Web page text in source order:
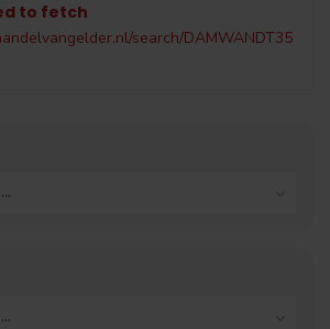
to fetch
search/DAMWANDT35